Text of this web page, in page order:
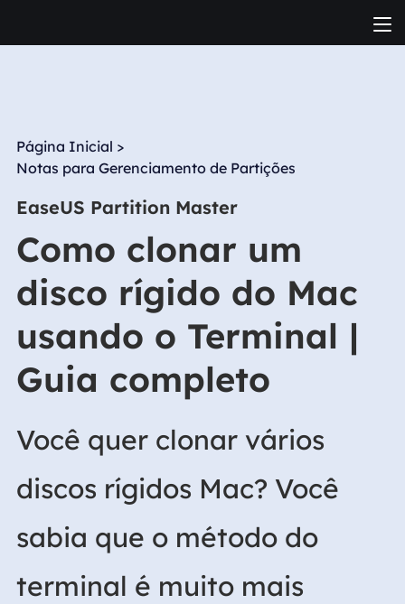
Página Inicial >
Notas para Gerenciamento de Partições
EaseUS Partition Master
Como clonar um
disco rígido do Mac
usando o Terminal |
Guia completo
Você quer clonar vários
discos rígidos Mac? Você
sabia que o método do
terminal é muito mais